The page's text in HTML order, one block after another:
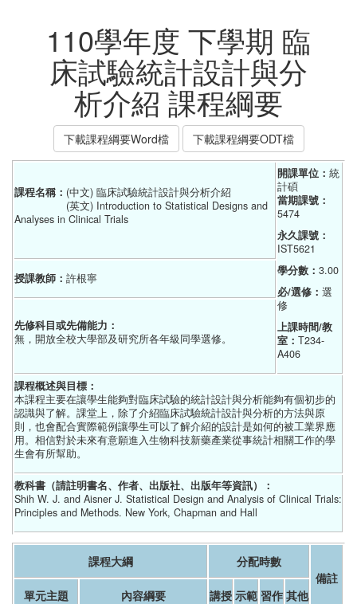
110學年度 下學期 臨
床試驗統計設計與分
析介紹 課程綱要
下載課程綱要Word檔 下載課程綱要ODT檔
課程名稱： (中文) 臨床試驗統計設計與分析介紹
(英文) Introduction to Statistical Designs and
Analyses in Clinical Trials
開課單位： 統
計碩
當期課號：
5474
永久課號：
IST5621
學分數： 3.00
必/選修： 選
修
上課時間/教
室： T234-
A406
授課教師： 許根寧
先修科目或先備能力：
無，開放全校大學部及研究所各年級同學選修。
課程概述與目標：
本課程主要在讓學生能夠對臨床試驗的統計設計與分析能夠有個初步的
認識與了解。課堂上，除了介紹臨床試驗統計設計與分析的方法與原
則，也會配合實際範例讓學生可以了解介紹的設計是如何的被工業界應
用。相信對於未來有意願進入生物科技新藥產業從事統計相關工作的學
生會有所幫助。
教科書（請註明書名、作者、出版社、出版年等資訊）：
Shih W. J. and Aisner J. Statistical Design and Analysis of Clinical Trials:
Principles and Methods. New York, Chapman and Hall
課程大綱
分配時數
備註
單元主題
內容綱要 講授 示範 習作 其他